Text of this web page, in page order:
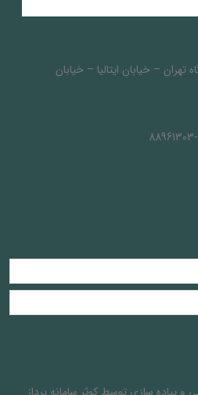
تهران – خيابان ايتاليا – خيابان